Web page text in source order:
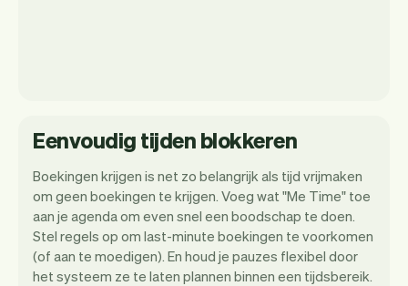
Eenvoudig tijden blokkeren
Boekingen krijgen is net zo belangrijk als tijd vrijmaken
om geen boekingen te krijgen. Voeg wat "Me Time" toe
aan je agenda om even snel een boodschap te doen.
Stel regels op om last-minute boekingen te voorkomen
(of aan te moedigen). En houd je pauzes flexibel door
het systeem ze te laten plannen binnen een tijdsbereik.